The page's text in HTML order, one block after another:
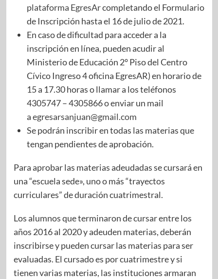
plataforma EgresArcompletando el Formulario
de Inscripción hasta el 16 de julio de 2021.
En caso de dificultad para acceder a la
inscripción en línea, pueden acudir al
Ministerio de Educación 2° Piso del Centro
Cívico Ingreso 4 oficina EgresAR) en horario de
15 a 17.30 horas o llamar a los teléfonos
4305747 – 4305866 o enviar un mail
aegresarsanjuan@gmail.com
Se podrán inscribir en todas las materias que
tengan pendientes de aprobación.
Para aprobar las materias adeudadas se cursará en
una “escuela sede», uno o más “trayectos
curriculares” de duración cuatrimestral.
Los alumnos que terminaron de cursar entre los
años 2016 al 2020 y adeuden materias, deberán
inscribirse y pueden cursar las materias para ser
evaluadas. El cursado es por cuatrimestre y si
tienen varias materias, las instituciones armaran